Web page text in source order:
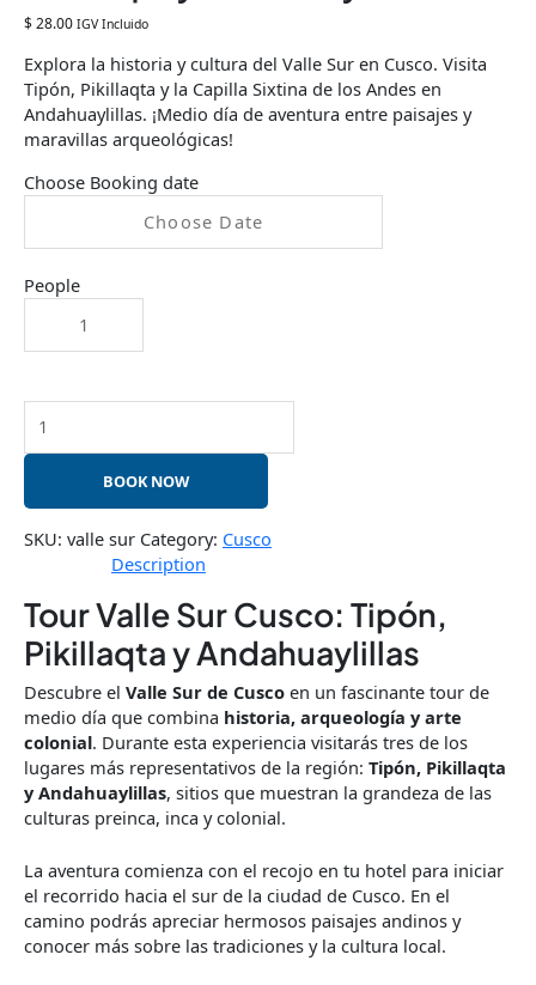
$28.00 IGV Incluido
Explora la historia y cultura del Valle Sur en Cusco. Visita
Tipón, Pikillaqta y la Capilla Sixtina de los Andes en
Andahuaylillas. ¡Medio día de aventura entre paisajes y
maravillas arqueológicas!
Choose Booking date
People
BOOK NOW
SKU: valle sur Category: Cusco
Description
Tour Valle Sur Cusco: Tipón,
Pikillaqta y Andahuaylillas
Descubre el Valle Sur de Cusco en un fascinante tour de
medio día que combina historia, arqueología y arte
colonial. Durante esta experiencia visitarás tres de los
lugares más representativos de la región: Tipón, Pikillaqta
y Andahuaylillas, sitios que muestran la grandeza de las
culturas preinca, inca y colonial.
La aventura comienza con el recojo en tu hotel para iniciar
el recorrido hacia el sur de la ciudad de Cusco. En el
camino podrás apreciar hermosos paisajes andinos y
conocer más sobre las tradiciones y la cultura local.